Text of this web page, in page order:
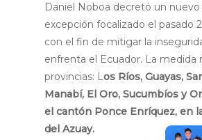
Daniel Noboa decretó un
excepción focalizado el pasado
con el fin de mitigar la
enfrenta el Ecuador. La medida
provincias: Los Ríos, Guayas,
Manabí, El Oro, Sucumbíos y
el cantón Ponce Enríquez, en
del Azuay.